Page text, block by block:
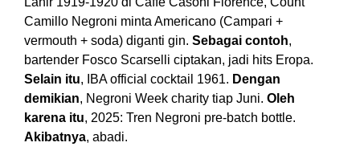
Camillo Negroni minta Americano (Campari +
vermouth + soda) diganti gin. Sebagai contoh,
bartender Fosco Scarselli ciptakan, jadi hits Eropa.
Selain itu, IBA official cocktail 1961. Dengan
demikian, Negroni Week charity tiap Juni. Oleh
karena itu, 2025: Tren Negroni pre-batch bottle.
Akibatnya, abadi.